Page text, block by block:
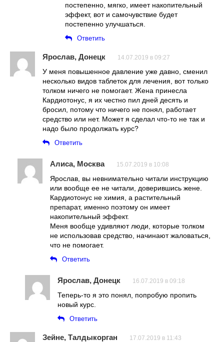
постепенно, мягко, имеет накопительный
эффект, вот и самочувствие будет
постепенно улучшаться.
Ответить
Ярослав, Донецк 14.07.2019 в 09:27
У меня повышенное давление уже давно, сменил
несколько видов таблеток для лечения, вот только
толком ничего не помогает. Жена принесла
Кардиотонус, я их честно пил дней десять и
бросил, потому что ничего не понял, работает
средство или нет. Может я сделал что-то не так и
надо было продолжать курс?
Ответить
Алиса, Москва 15.07.2019 в 10:08
Ярослав, вы невнимательно читали инструкцию
или вообще ее не читали, доверившись жене.
Кардиотонус не химия, а растительный
препарат, именно поэтому он имеет
накопительный эффект.
Меня вообще удивляют люди, которые толком
не использовав средство, начинают жаловаться,
что не помогает.
Ответить
Ярослав, Донецк 16.07.2019 в 09:18
Теперь-то я это понял, попробую пропить
новый курс.
Ответить
Зейне, Талдыкорган 17.07.2019 в 11:43